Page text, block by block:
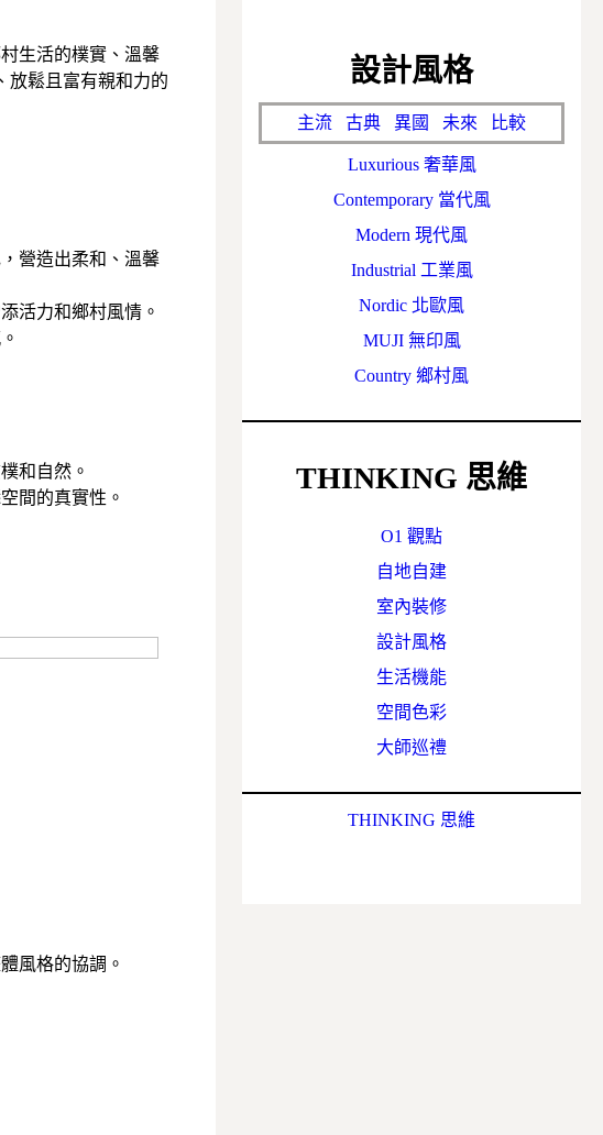
生活的樸實、溫馨
放鬆且富有親和力的
營造出柔和、溫馨
活力和鄉村風情。
和自然。
間的真實性。
風格的協調。
設計風格
主流 古典 異國 未來 比較
Luxurious 奢華風
Contemporary 當代風
Modern 現代風
Industrial 工業風
Nordic 北歐風
MUJI 無印風
Country 鄉村風
THINKING 思維
O1 觀點
自地自建
室內裝修
設計風格
生活機能
空間色彩
大師巡禮
THINKING 思維